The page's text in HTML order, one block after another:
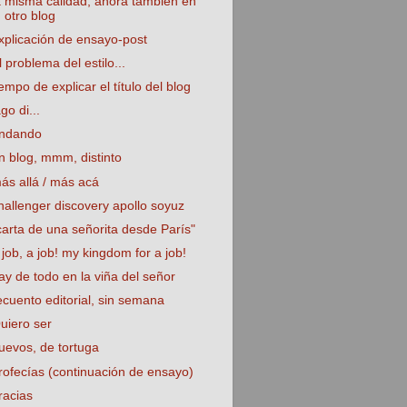
otro blog
de ensayo-post
problema del estilo...
de explicar el tí­tulo del blog
di...
blog, mmm, distinto
allá / más acá
discovery apollo soyuz
de una señorita desde Parí­s"
a job! my kingdom for a job!
de todo en la viña del señor
editorial, sin semana
ser
de tortuga
(continuación de ensayo)